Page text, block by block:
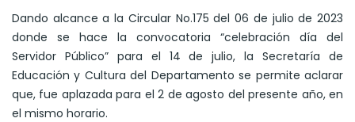
Dando alcance a la Circular No.175 del 06 de julio de 2023
donde se hace la convocatoria “celebración día del
Servidor Público” para el 14 de julio, la Secretaría de
Educación y Cultura del Departamento se permite aclarar
que, fue aplazada para el 2 de agosto del presente año, en
el mismo horario.